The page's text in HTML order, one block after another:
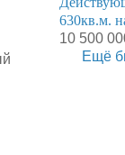
630кв.м.
10 500
Ещё